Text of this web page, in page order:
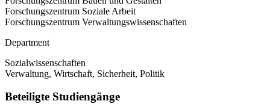
Forschungszentrum Soziale Arbeit
Forschungszentrum Verwaltungswissenschaften
Department
Sozialwissenschaften
Verwaltung, Wirtschaft, Sicherheit, Politik
Beteiligte Studiengänge